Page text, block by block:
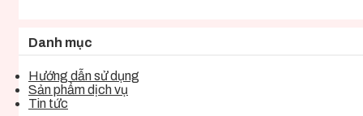
Danh mục
Hướng dẫn sử dụng
Sản phẩm dịch vụ
Tin tức